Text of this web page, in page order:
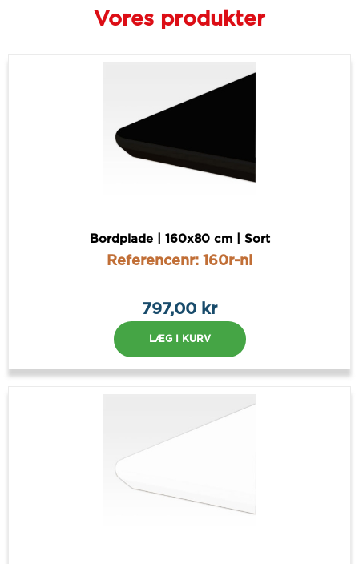
Vores produkter
Bordplade | 160x80 cm | Sort
Referencenr: 160r-nl
797,00 kr
LÆG I KURV